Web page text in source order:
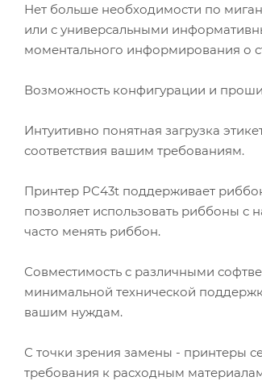
Нет больше необходимости по
или с универсальными
моментального информирования о
Возможность конфигурации и
Интуитивно понятная загрузка
соответствия вашим требованиям.
Принтер PC43t поддерживает
позволяет использовать риббоны с
часто менять риббон.
Совместимость с различными
минимальной технической
вашим нуждам.
С точки зрения замены - принтеры
требования к расходным